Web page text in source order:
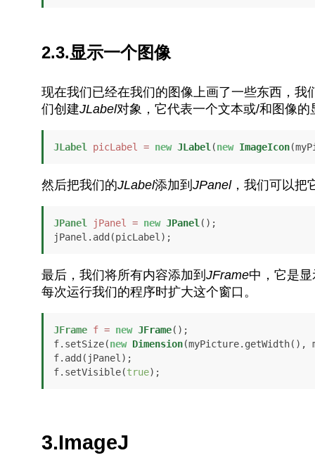
2.3.显示一个图像
现在我们已经在我们的图像上画了一些东西，
们创建JLabel对象，它代表一个文本或/和图像的
JLabel picLabel = new JLabel (new ImageIcon
然后把我们的JLabel添加到 JPanel，我们可以把
JPanel jPanel = new JPanel ();
jPanel.add(picLabel);
最后，我们将所有内容添加到 JFrame中，它是
每次运行我们的程序时扩大这个窗口。
JFrame f = new JFrame();
f.setSize(new Dimension(myPicture.getWidth(),
f.add(jPanel);
f.setVisible(true);
3.ImageJ